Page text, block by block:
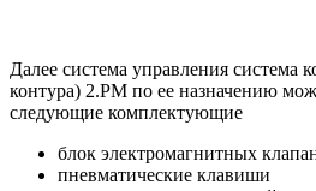
Далее система управления система
контура) 2.PM по ее назначению
следующие комплектующие
блок электромагнитных
пневматические клавиши